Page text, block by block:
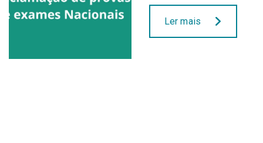
Ler mais